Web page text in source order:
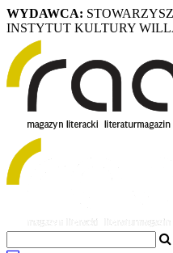
WYDAWCA:
INSTYTUT KULTURY